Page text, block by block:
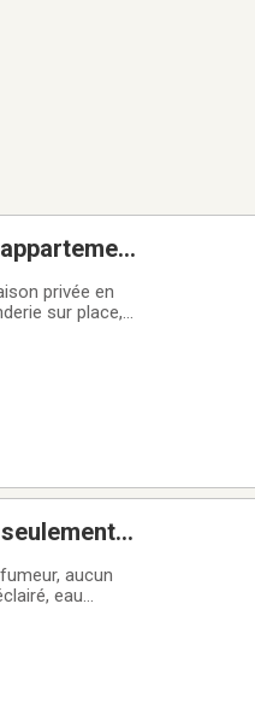
privée en
sur place,
2 ss
aucun
eau